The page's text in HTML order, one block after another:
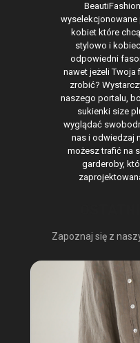
kobiet które
stylowo i
odpowiedni
nawet jeżeli Twoja
zrobić?
naszego portalu,
sukienki size
wyglądać
nas i odwiedzaj
możesz trafić na
garderoby,
Zapoznaj się z